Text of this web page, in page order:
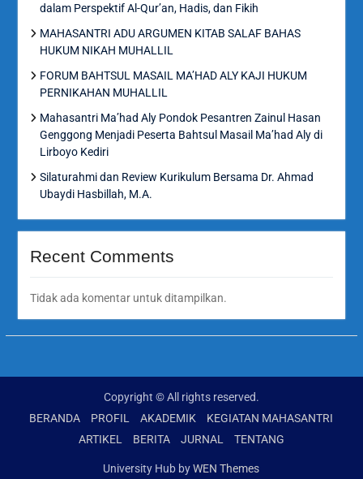
dalam Perspektif Al-Qur’an, Hadis, dan Fikih
MAHASANTRI ADU ARGUMEN KITAB SALAF BAHAS
HUKUM NIKAH MUHALLIL
FORUM BAHTSUL MASAIL MA’HAD ALY KAJI HUKUM
PERNIKAHAN MUHALLIL
Mahasantri Ma’had Aly Pondok Pesantren Zainul Hasan
Genggong Menjadi Peserta Bahtsul Masail Ma’had Aly di
Lirboyo Kediri
Silaturahmi dan Review Kurikulum Bersama Dr. Ahmad
Ubaydi Hasbillah, M.A.
Recent Comments
Tidak ada komentar untuk ditampilkan.
Copyright © All rights reserved.
BERANDA
PROFIL AKADEMIK
KEGIATAN MAHASANTRI
ARTIKEL
BERITA JURNAL TENTANG
University Hub byWEN Themes